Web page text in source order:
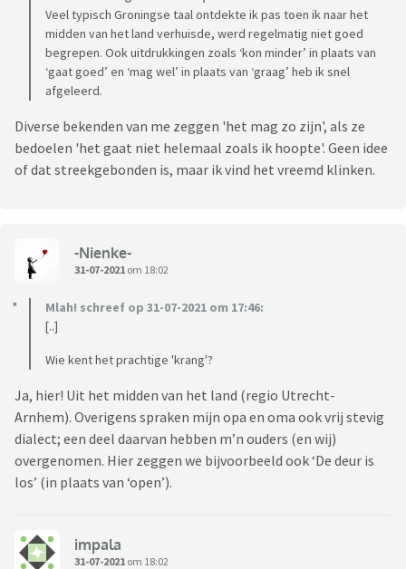
Veel typisch Groningse taal ontdekte ik pas toen ik naar het
midden van het land verhuisde, werd regelmatig niet goed
begrepen. Ook uitdrukkingen zoals ‘kon minder’ in plaats van
‘gaat goed’ en ‘mag wel’ in plaats van ‘graag’ heb ik snel
afgeleerd.
Diverse bekenden van me zeggen 'het mag zo zijn', als ze
bedoelen 'het gaat niet helemaal zoals ik hoopte'. Geen idee
of dat streekgebonden is, maar ik vind het vreemd klinken.
-Nienke-
31-07-2021 om 18:02
Mlah! schreef op 31-07-2021 om 17:46:
[..]
Wie kent het prachtige 'krang'?
Ja, hier! Uit het midden van het land (regio Utrecht-
Arnhem). Overigens spraken mijn opa en oma ook vrij stevig
dialect; een deel daarvan hebben m’n ouders (en wij)
overgenomen. Hier zeggen we bijvoorbeeld ook ‘De deur is
los’ (in plaats van ‘open’).
impala
31-07-2021 om 18:02